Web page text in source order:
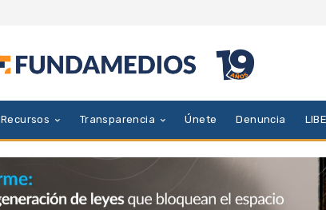
Recursos Transparencia Únete Denuncia